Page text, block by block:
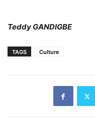
Teddy GANDIGBE
TAGS Culture